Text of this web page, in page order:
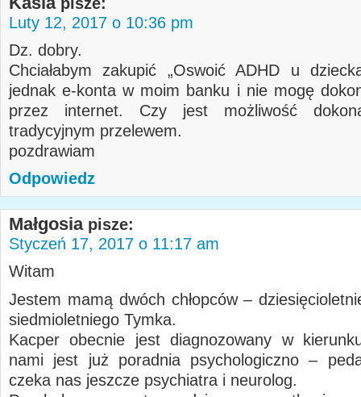
Luty 12, 2017 o 10:36 pm
Dz. dobry.
Chciałabym zakupić „Oswoić ADHD u
jednak e-konta w moim banku i nie mogę
przez internet. Czy jest możliwość
tradycyjnym przelewem.
pozdrawiam
Odpowiedz
Małgosia pisze:
Styczeń 17, 2017 o 11:17 am
Witam
Jestem mamą dwóch chłopców –
siedmioletniego Tymka.
Kacper obecnie jest diagnozowany w
nami jest już poradnia psychologiczno –
czeka nas jeszcze psychiatra i neurolog.